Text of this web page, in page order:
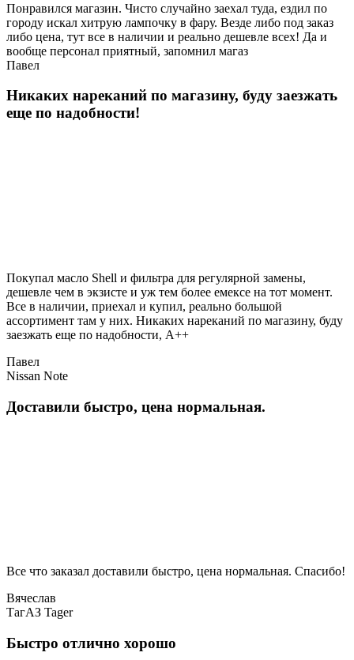
Понравился магазин. Чисто случайно заехал туда, ездил по
городу искал хитрую лампочку в фару. Везде либо под заказ
либо цена, тут все в наличии и реально дешевле всех! Да и
вообще персонал приятный, запомнил магаз
Павел
Никаких нареканий по магазину, буду заезжать
еще по надобности!
Покупал масло Shell и фильтра для регулярной замены,
дешевле чем в экзисте и уж тем более емексе на тот момент.
Все в наличии, приехал и купил, реально большой
ассортимент там у них. Никаких нареканий по магазину, буду
заезжать еще по надобности, A++
Павел
Nissan Note
Доставили быстро, цена нормальная.
Все что заказал доставили быстро, цена нормальная. Спасибо!
Вячеслав
ТагАЗ Tager
Быстро отлично хорошо